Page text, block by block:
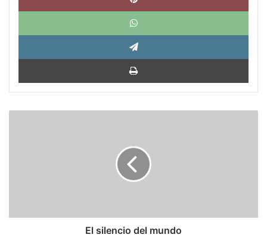
El silencio del mundo